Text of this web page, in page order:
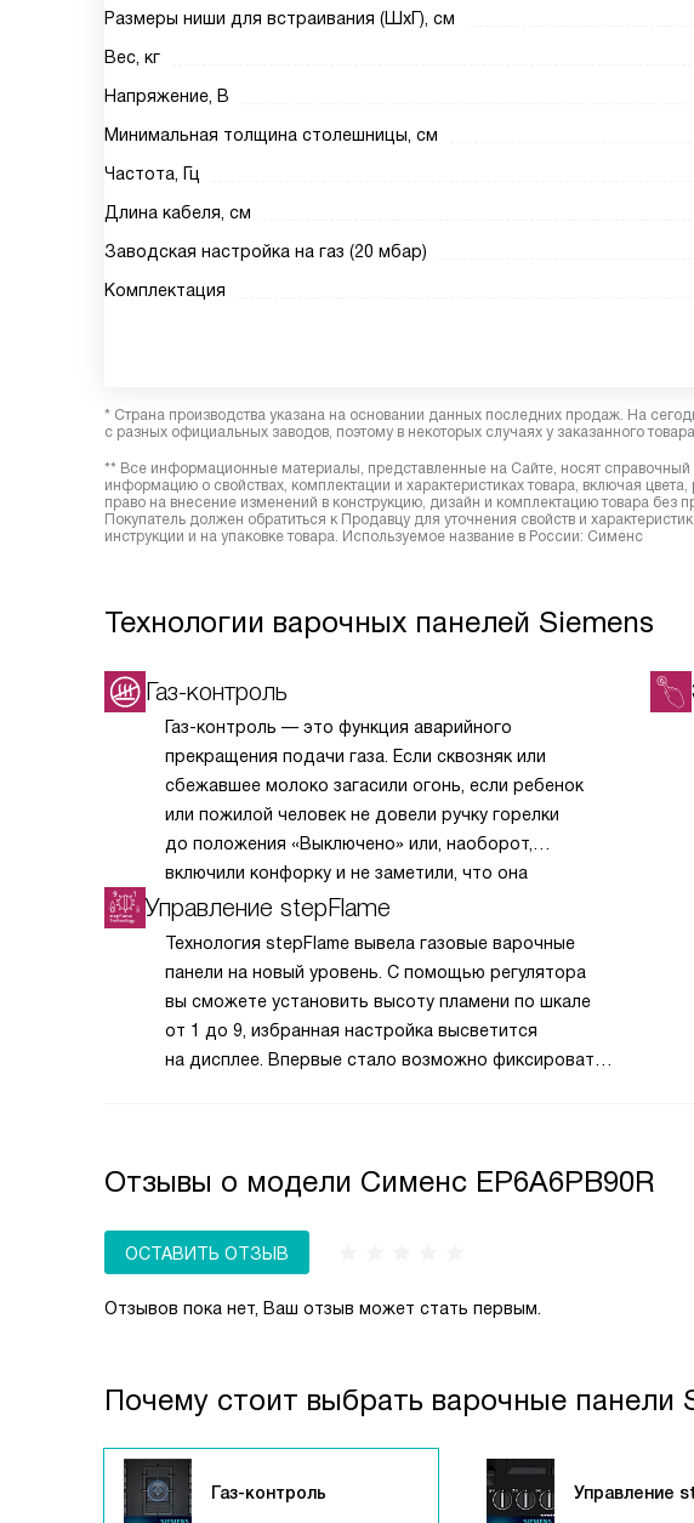
Размеры ниши для встраивания (ШхГ), см
Вес, кг
Напряжение, В
Минимальная толщина столешницы, см
Частота, Гц
Длина кабеля, см
Заводская настройка на газ (20 мбар)
Комплектация
* Страна производства указана на основании данных последних продаж. На
с разных официальных заводов, поэтому в некоторых случаях у заказанного
** Все информационные материалы, представленные на Сайте, носят справочный
информацию о свойствах, комплектации и характеристиках товара, включая
право на внесение изменений в конструкцию, дизайн и комплектацию товара
Покупатель должен обратиться к Продавцу для уточнения свойств и
инструкции и на упаковке товара. Используемое название в России: Сименс
Технологии варочных панелей Siemens
Газ-контроль
Газ-контроль — это функция аварийного
прекращения подачи газа. Если сквозняк или
сбежавшее молоко загасили огонь, если ребенок
или пожилой человек не довели ручку горелки
до положения «Выключено» или, наоборот,
включили конфорку и не заметили, что она
не загорелась, подача газа автоматически
Управление stepFlame
Технология stepFlame вывела газовые варочные
панели на новый уровень. С помощью регулятора
вы сможете установить высоту пламени по шкале
от 1 до 9, избранная настройка высветится
на дисплее. Впервые стало возможно фиксировать
Отзывы о модели Сименс EP6A6PB90R
ОСТАВИТЬ ОТЗЫВ
Отзывов пока нет, Ваш отзыв может стать первым.
Почему стоит выбрать варочные панели
Газ-контроль Управление